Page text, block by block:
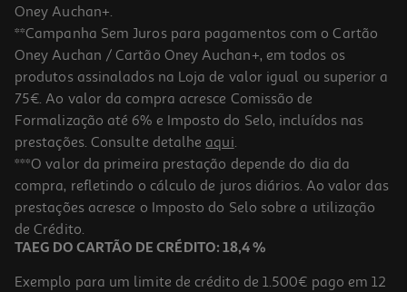
Oney Auchan+.
**Campanha Sem Juros para pagamentos com o Cartão
Oney Auchan / Cartão Oney Auchan+, em todos os
produtos assinalados na Loja de valor igual ou superior a
75€. Ao valor da compra acresce Comissão de
Formalização até 6% e Imposto do Selo, incluídos nas
prestações. Consulte detalhe aqui.
***O valor da primeira prestação depende do dia da
compra, refletindo o cálculo de juros diários. Ao valor das
prestações acresce o Imposto do Selo sobre a utilização
de Crédito.
TAEG DO CARTÃO DE CRÉDITO: 18,4 %
Exemplo para um limite de crédito de 1.500€ pago em 12